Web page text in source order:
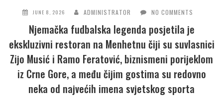
JUNE 8, 2026 ADMINISTRATOR NO COMMENTS
Njemačka fudbalska legenda posjetila je
ekskluzivni restoran na Menhetnu čiji su suvlasnici
Zijo Musić i Ramo Feratović, biznismeni porijeklom
iz Crne Gore, a među čijim gostima su redovno
neka od najvećih imena svjetskog sporta